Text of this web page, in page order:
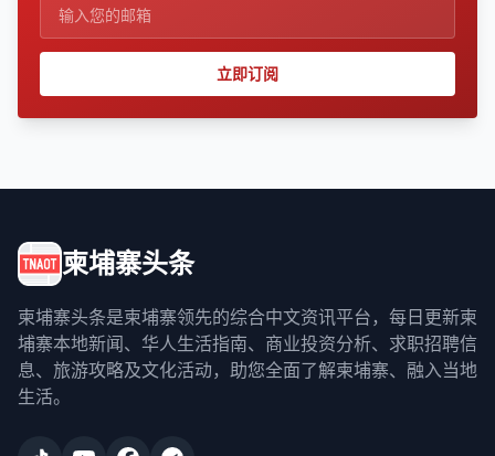
立即订阅
柬埔寨头条
柬埔寨头条是柬埔寨领先的综合中文资讯平台，每日更新柬
埔寨本地新闻、华人生活指南、商业投资分析、求职招聘信
息、旅游攻略及文化活动，助您全面了解柬埔寨、融入当地
生活。